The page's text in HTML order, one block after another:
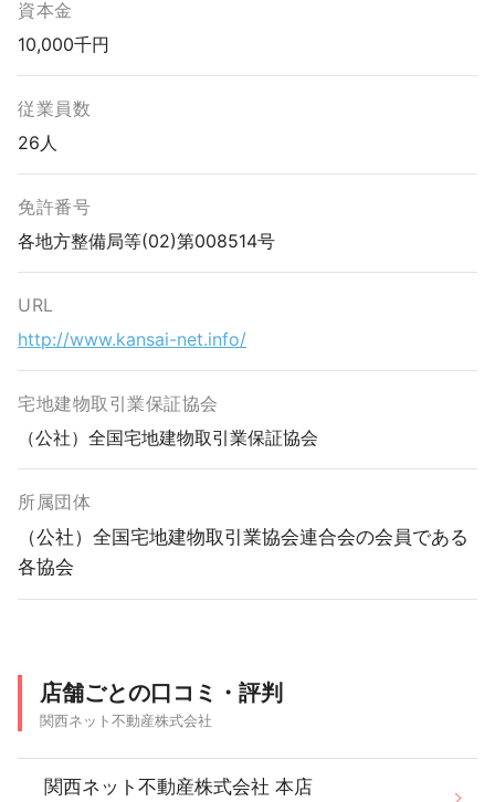
資本金
10,000千円
従業員数
26人
免許番号
各地方整備局等(02)第008514号
URL
http://www.kansai-net.info/
宅地建物取引業保証協会
（公社）全国宅地建物取引業保証協会
所属団体
（公社）全国宅地建物取引業協会連合会の会員である
各協会
店舗ごとの口コミ・評判
関西ネット不動産株式会社
関西ネット不動産株式会社 本店